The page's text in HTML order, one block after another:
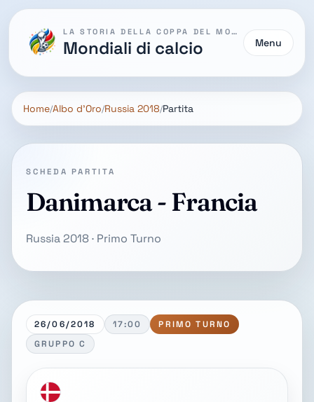
LA STORIA DELLA COPPA DEL MONDO
Mondiali di calcio Menu
Home Albo d'Oro Russia 2018 Partita
SCHEDA PARTITA
Danimarca - Francia
Russia 2018 · Primo Turno
26/06/2018 17:00
PRIMO TURNO
GRUPPO C